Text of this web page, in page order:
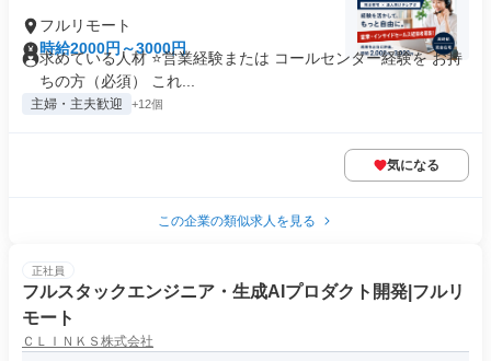
フルリモート
時給2000円～3000円
求めている人材 ⭐営業経験または コールセンター経験を お持
ちの方（必須） これ...
主婦・主夫歓迎 +12個
気になる
この企業の類似求人を見る
正社員
フルスタックエンジニア・生成AIプロダクト開発|フルリ
モート
ＣＬＩＮＫＳ株式会社